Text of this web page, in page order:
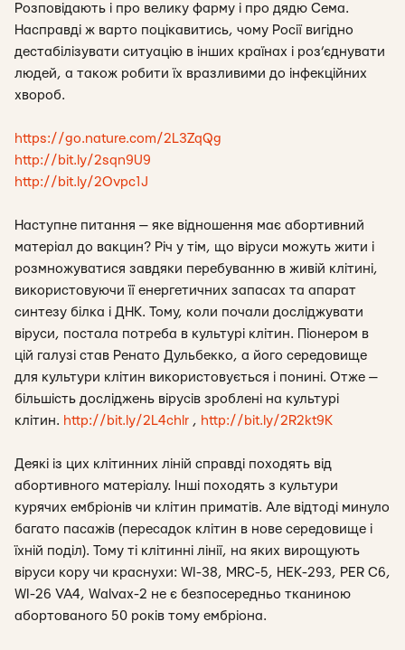
Розповідають і про велику фарму і про дядю Сема.
Насправді ж варто поцікавитись, чому Росії вигідно
дестабілізувати ситуацію в інших країнах і роз’єднувати
людей, а також робити їх вразливими до інфекційних
хвороб.
https://go.nature.com/2L3ZqQg
http://bit.ly/2sqn9U9
http://bit.ly/2Ovpc1J
Наступне питання — яке відношення має абортивний
матеріал до вакцин? Річ у тім, що віруси можуть жити і
розмножуватися завдяки перебуванню в живій клітині,
використовуючи її енергетичних запасах та апарат
синтезу білка і ДНК. Тому, коли почали досліджувати
віруси, постала потреба в культурі клітин. Піонером в
цій галузі став Ренато Дульбекко, а його середовище
для культури клітин використовується і понині. Отже —
більшість досліджень вірусів зроблені на культурі
клітин. http://bit.ly/2L4chlr , http://bit.ly/2R2kt9K
Деякі із цих клітинних ліній справді походять від
абортивного матеріалу. Інші походять з культури
курячих ембріонів чи клітин приматів. Але відтоді минуло
багато пасажів (пересадок клітин в нове середовище і
їхній поділ). Тому ті клітинні лінії, на яких вирощують
віруси кору чи краснухи: WI-38, MRC-5, HEK-293, PER C6,
WI-26 VA4, Walvax-2 не є безпосередньо тканиною
абортованого 50 років тому ембріона.